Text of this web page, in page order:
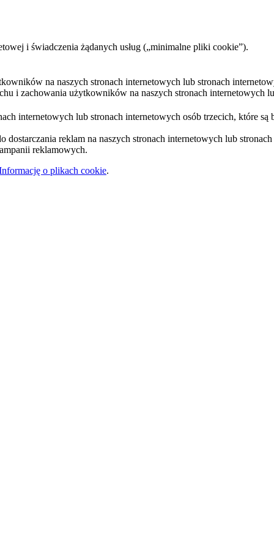
i świadczenia żądanych usług („minimalne pliki cookie”).
na naszych stronach internetowych lub stronach
i zachowania użytkowników na naszych stronach internetowych
internetowych lub stronach internetowych osób trzecich, które
reklam na naszych stronach internetowych lub
reklamowych.
o plikach cookie.